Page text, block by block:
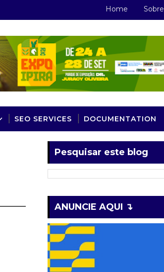
Home Sobre
SEO SERVICES DOCUMENTATION
Pesquisar este blog
ANUNCIE AQUI ↴